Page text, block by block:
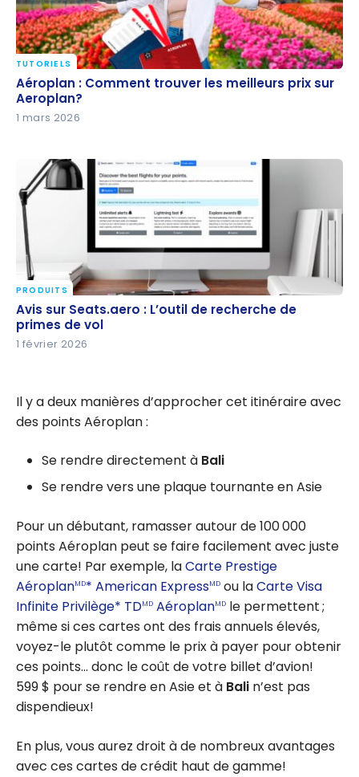
Aéroplan : Comment trouver les meilleurs prix sur
Aeroplan?
TUTORIELS
Aéroplan : Comment trouver les meilleurs prix sur
Aeroplan?
1 mars 2026
Avis sur Seats.aero : L’outil de recherche de primes
de vol
PRODUITS
Avis sur Seats.aero : L’outil de recherche de
primes de vol
1 février 2026
Il y a deux manières d’approcher cet itinéraire avec
des points Aéroplan :
Se rendre directement à Bali
Se rendre vers une plaque tournante en Asie
Pour un débutant, ramasser autour de 100 000
points Aéroplan peut se faire facilement avec juste
une carte! Par exemple, laCarte Prestige
AéroplanMD* American ExpressMD ou laCarte Visa
Infinite Privilège* TDMD AéroplanMD le permettent ;
même si ces cartes ont des frais annuels élevés,
voyez-le plutôt comme le prix à payer pour obtenir
ces points… donc le coût de votre billet d’avion!
599 $ pour se rendre en Asie et à Bali n’est pas
dispendieux!
En plus, vous aurez droit à de nombreux avantages
avec ces cartes de crédit haut de gamme!